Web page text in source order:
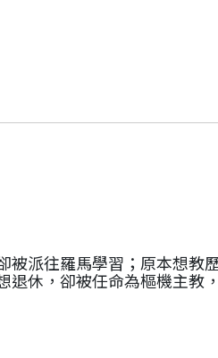
被派往羅馬學習；原本想教
退休，卻被任命為樞機主教